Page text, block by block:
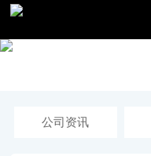
公司资讯